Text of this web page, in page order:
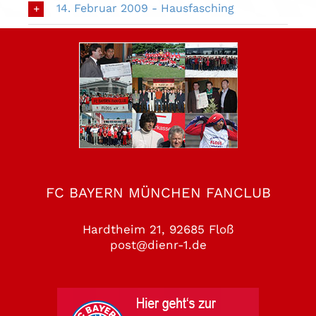
14. Februar 2009 - Hausfasching
FC BAYERN MÜNCHEN FANCLUB
Hardtheim 21, 92685 Floß
post@dienr-1.de